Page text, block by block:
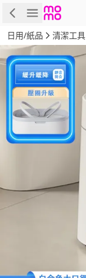
商品
日用/紙品 清潔工具